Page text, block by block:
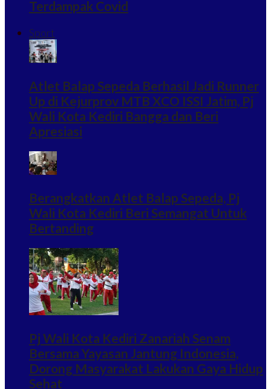
Terdampak Covid
Sport
Atlet Balap Sepeda Berhasil Jadi Runner
Up di Kejurprov MTB XCO ISSI Jatim, Pj
Wali Kota Kediri Bangga dan Beri
Apresiasi
Berangkatkan Atlet Balap Sepeda, Pj
Wali Kota Kediri Beri Semangat Untuk
Bertanding
Pj Wali Kota Kediri Zanariah Senam
Bersama Yayasan Jantung Indonesia,
Dorong Masyarakat Lakukan Gaya Hidup
Sehat